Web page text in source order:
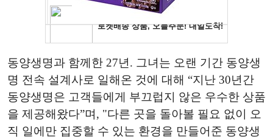
동양생명과 함께한 27년. 그녀는 오랜 기간 동양생
명 전속 설계사로 일해온 것에 대해 “지난 30년간
동양생명은 고객들에게 부끄럽지 않은 우수한 상품
을 제공해왔다”며, "다른 곳을 돌아볼 필요 없이 오
직 일에만 집중할 수 있는 환경을 만들어준 동양생